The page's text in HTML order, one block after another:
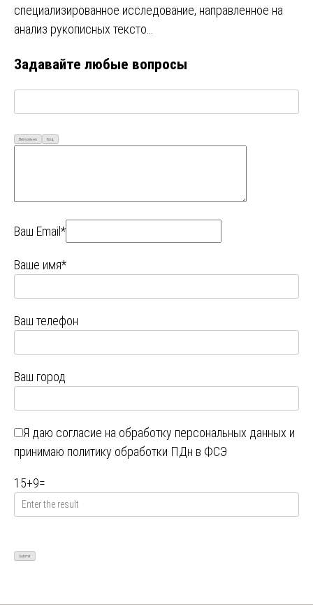
специализированное исследование, направленное на
анализ рукописных тексто…
Задавайте любые вопросы
Визуально Код
Ваш Email*
Ваше имя*
Ваш телефон
Ваш город
Я даю согласие на обработку персональных данных и
принимаю политику обработки ПДн в ФСЭ
15+9=